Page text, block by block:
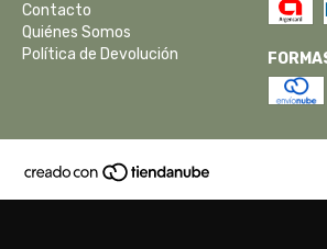
Contacto
Quiénes Somos
Política de Devolución